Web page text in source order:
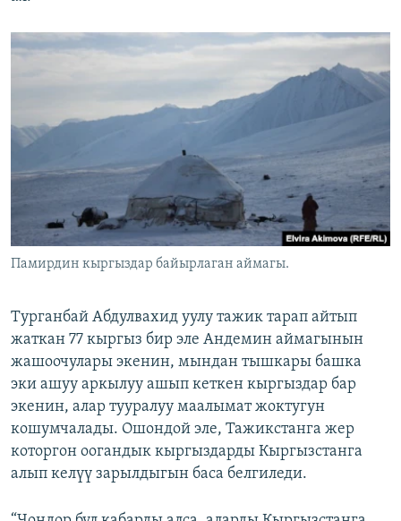
Памирдин кыргыздар байырлаган аймагы.
Турганбай Абдулвахид уулу тажик тарап айтып
жаткан 77 кыргыз бир эле Андемин аймагынын
жашоочулары экенин, мындан тышкары башка
эки ашуу аркылуу ашып кеткен кыргыздар бар
экенин, алар тууралуу маалымат жоктугун
кошумчалады. Ошондой эле, Тажикстанга жер
которгон оогандык кыргыздарды Кыргызстанга
алып келүү зарылдыгын баса белгиледи.